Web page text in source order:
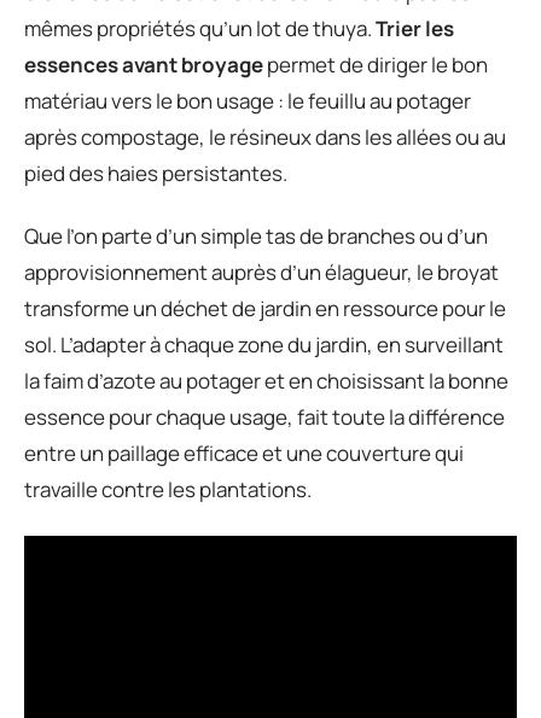
mêmes propriétés qu’un lot de thuya.Trier les
essences avant broyagepermet de diriger le bon
matériau vers le bon usage : le feuillu au potager
après compostage, le résineux dans les allées ou au
pied des haies persistantes.
Que l’on parte d’un simple tas de branches ou d’un
approvisionnement auprès d’un élagueur, le broyat
transforme un déchet de jardin en ressource pour le
sol. L’adapter à chaque zone du jardin, en surveillant
la faim d’azote au potager et en choisissant la bonne
essence pour chaque usage, fait toute la différence
entre un paillage efficace et une couverture qui
travaille contre les plantations.